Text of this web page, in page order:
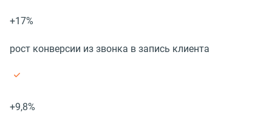
+17%
рост конверсии из звонка в запись клиента
+9,8%